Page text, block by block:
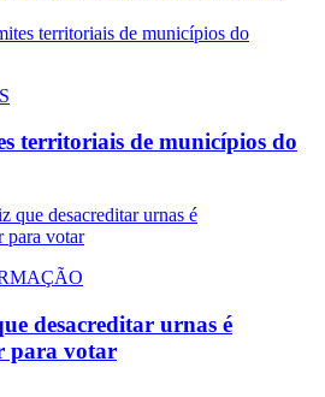
territoriais de municípios do
desacreditar urnas é
para votar